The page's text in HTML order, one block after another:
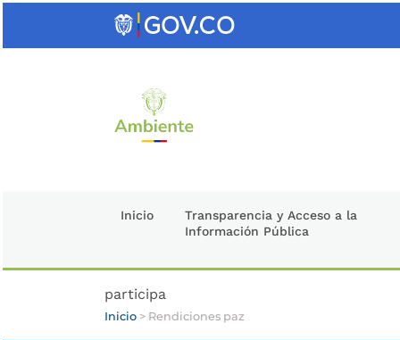
Inicio
Transparencia y Acceso a la
Información Pública
participa
Inicio > Rendiciones paz